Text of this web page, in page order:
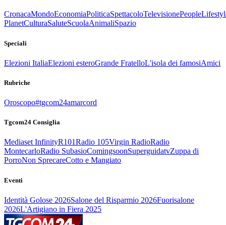
CronacaMondoEconomiaPoliticaSpettacoloTelevisionePeople
PlanetCulturaSaluteScuolaAnimaliSpazio
Speciali
Elezioni ItaliaElezioni esteroGrande FratelloL'isola dei famosiAmici
Rubriche
Oroscopo#tgcom24amarcord
Tgcom24 Consiglia
Mediaset InfinityR101Radio 105Virgin RadioRadio
MontecarloRadio SubasioComingsoonSuperguidatvZuppa di
PorroNon SprecareCotto e Mangiato
Eventi
Identità Golose 2026Salone del Risparmio 2026Fuorisalone
2026L'Artigiano in Fiera 2025